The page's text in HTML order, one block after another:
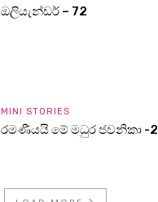
ඔලියැන්ඩර් – 72
MINI STORIES
රමණීයයි මේ මධුර ජවනිකා -2